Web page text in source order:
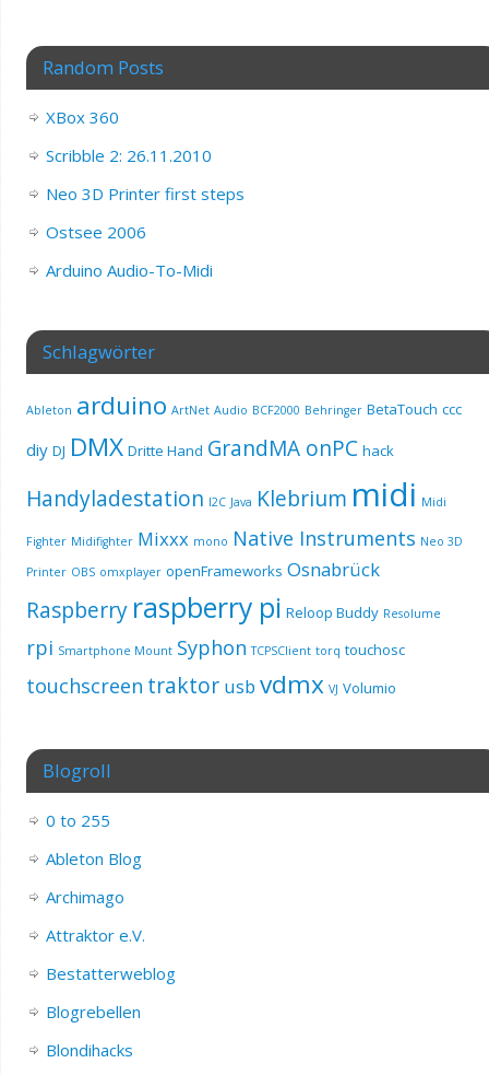
Random Posts
XBox 360
Scribble 2: 26.11.2010
Neo 3D Printer first steps
Ostsee 2006
Arduino Audio-To-Midi
Schlagwörter
Ableton arduino ArtNet Audio BCF2000 Behringer BetaTouch ccc
diy DJ DMX Dritte Hand GrandMA onPC hack
Handyladestation I2C Java Klebrium midi Midi
Fighter Midifighter Mixxx mono Native Instruments Neo 3D
Printer OBS omxplayer openFrameworks Osnabrück
Raspberry raspberry pi Reloop Buddy Resolume
rpi Smartphone Mount Syphon TCPSClient torq touchosc
touchscreen traktor usb vdmx VJ Volumio
Blogroll
0 to 255
Ableton Blog
Archimago
Attraktor e.V.
Bestatterweblog
Blogrebellen
Blondihacks